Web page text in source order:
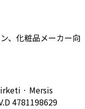
、化粧品メーカー向
· Mersis
4781198629